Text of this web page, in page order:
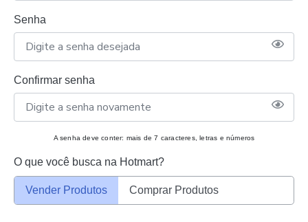
Senha
Confirmar senha
A senha deve conter: mais de 7 caracteres, letras e números
O que você busca na Hotmart?
Vender Produtos Comprar Produtos